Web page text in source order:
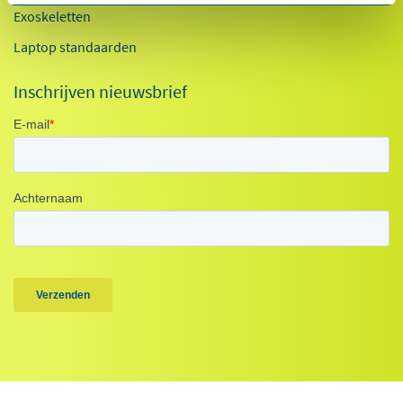
Exoskeletten
Laptop standaarden
Inschrijven nieuwsbrief